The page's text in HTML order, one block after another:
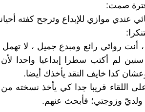
صمت:
عندي موازي للإبداع وترجح كفته
أنت روائي رائع ومبدع جميل ، لا تهمل
لم أكتب سطرا إبداعيا واحدا لأن
كدا خايف النقد يأخذك أيضا.
على اللقاء قريبا جدا كي يأخذ نسخته
ولديّ وزوجتي؛ فأبحث عنهم.